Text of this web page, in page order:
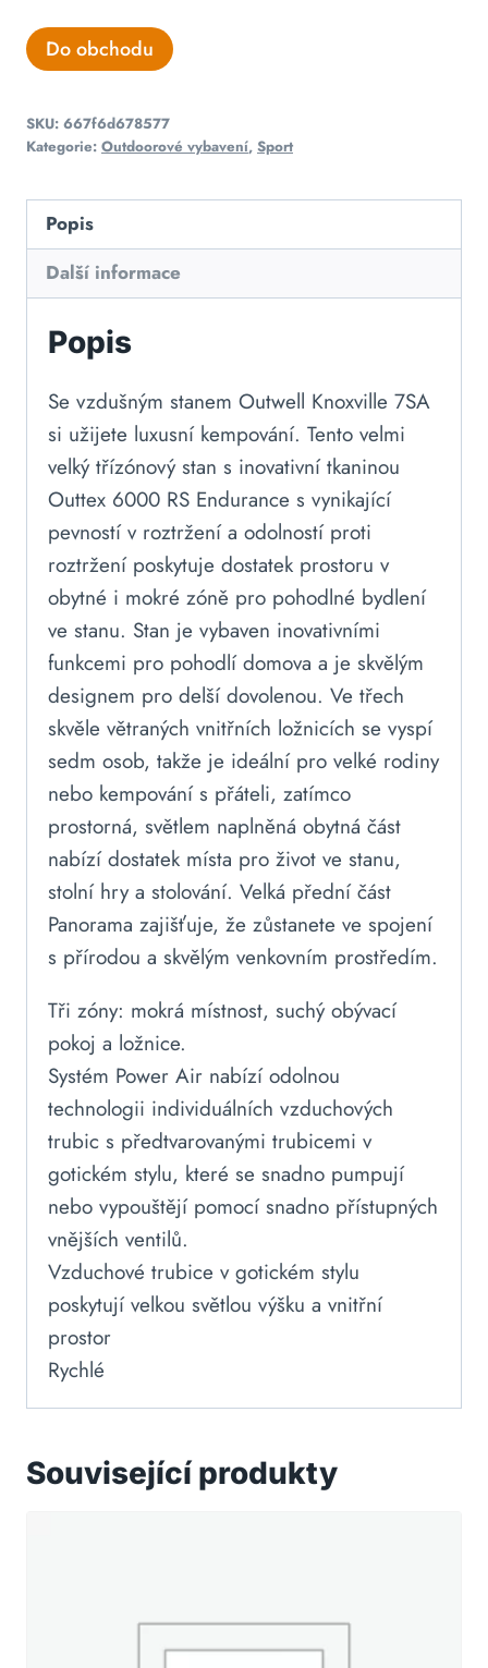
Do obchodu
SKU: 667f6d678577
Kategorie: Outdoorové vybavení, Sport
Popis
Další informace
Popis
Se vzdušným stanem Outwell Knoxville 7SA
si užijete luxusní kempování. Tento velmi
velký třízónový stan s inovativní tkaninou
Outtex 6000 RS Endurance s vynikající
pevností v roztržení a odolností proti
roztržení poskytuje dostatek prostoru v
obytné i mokré zóně pro pohodlné bydlení
ve stanu. Stan je vybaven inovativními
funkcemi pro pohodlí domova a je skvělým
designem pro delší dovolenou. Ve třech
skvěle větraných vnitřních ložnicích se vyspí
sedm osob, takže je ideální pro velké rodiny
nebo kempování s přáteli, zatímco
prostorná, světlem naplněná obytná část
nabízí dostatek místa pro život ve stanu,
stolní hry a stolování. Velká přední část
Panorama zajišťuje, že zůstanete ve spojení
s přírodou a skvělým venkovním prostředím.
Tři zóny: mokrá místnost, suchý obývací
pokoj a ložnice.
Systém Power Air nabízí odolnou
technologii individuálních vzduchových
trubic s předtvarovanými trubicemi v
gotickém stylu, které se snadno pumpují
nebo vypouštějí pomocí snadno přístupných
vnějších ventilů.
Vzduchové trubice v gotickém stylu
poskytují velkou světlou výšku a vnitřní
prostor
Rychlé
Související produkty